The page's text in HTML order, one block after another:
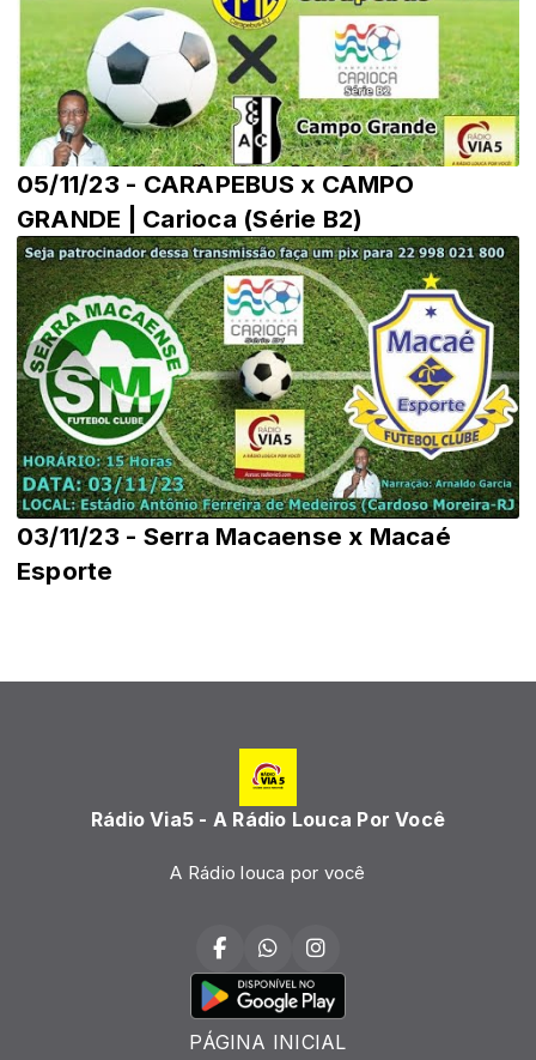
05/11/23 - CARAPEBUS x CAMPO
GRANDE | Carioca (Série B2)
03/11/23 - Serra Macaense x Macaé
Esporte
Rádio Via5 - A Rádio Louca Por Você
A Rádio louca por você
PÁGINA INICIAL